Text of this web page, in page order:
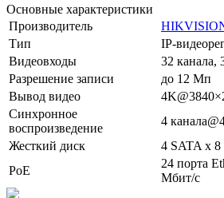
Основные характеристики
Производитель
Тип
IP-
Видеовходы
32 канала,
Разрешение записи
до 12 Мп
Вывод видео
Синхронное
воспроизведение
4
Жесткий диск
4 SATA х
PoE
24 порта
Мбит/с